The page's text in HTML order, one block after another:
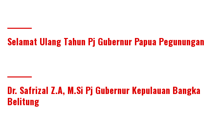
Selamat Ulang Tahun Pj Gubernur Papua Pegunungan
Dr. Safrizal Z.A, M.Si Pj Gubernur Kepulauan Bangka
Belitung